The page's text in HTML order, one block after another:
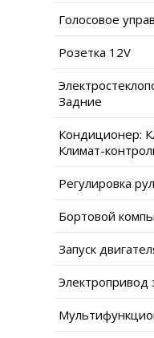
Голосовое
Розетка 12V
Задние
Кондиционер:
Климат-
Регулировка
Бортовой
Запуск
Электропривод